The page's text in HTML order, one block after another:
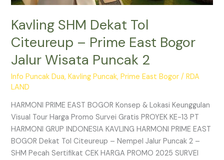
Kavling SHM Dekat Tol
Citeureup – Prime East Bogor
Jalur Wisata Puncak 2
Info Puncak Dua,Kavling Puncak,Prime East Bogor /RDA
LAND
HARMONI PRIME EAST BOGOR Konsep & Lokasi Keunggulan
Visual Tour Harga Promo Survei Gratis PROYEK KE-13 PT
HARMONI GRUP INDONESIA KAVLING HARMONI PRIME EAST
BOGOR Dekat Tol Citeureup – Nempel Jalur Puncak 2 –
SHM Pecah Sertifikat CEK HARGA PROMO 2025 SURVEI